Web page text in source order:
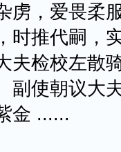
虏，爱畏柔
时推代嗣，
夫检校左散
副使朝议大
金 ......